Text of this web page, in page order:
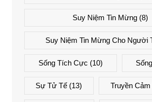
Suy Niệm Tin Mừng (8)
Suy Niệm Tin Mừng Cho Người
Sống Tích Cực (10)
Sự Tử Tế (13) Truyền